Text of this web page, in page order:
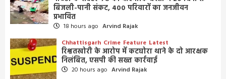
बिजली-पानी संकट, 400 परिवारों का जनजीवन
प्रभावित
18 hours ago Arvind Rajak
Chhattisgarh Crime Feature Latest
रिश्वतखोरी के आरोप में कटघोरा थाने के दो आरक्षक
निलंबित, एसपी की सख्त कार्रवाई
20 hours ago Arvind Rajak